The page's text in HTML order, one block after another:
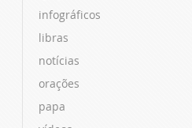
infográficos
libras
notícias
orações
papa